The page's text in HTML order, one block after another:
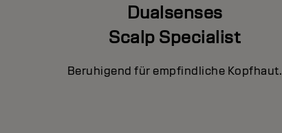
Dualsenses
Scalp Specialist
Beruhigend für empfindliche Kopfhaut.